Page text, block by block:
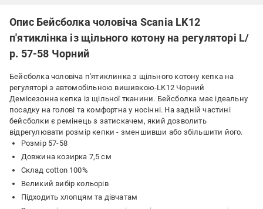
Опис Бейсболка чоловіча Scania LK12
п'ятиклінка із щільного котону на регуляторі L/
р. 57-58 Чорний
Бейсболка чоловіча п'ятиклинка з щільного котону кепка на
регуляторі з автомобільною вишивкою-LK12 Чорний
Демісезонна кепка із щільної тканини. Бейсболка має ідеальну
посадку на голові та комфортна у носінні. На задній частині
бейсболки є ремінець з затискачем, який дозволить
відрегулювати розмір кепки - зменшивши або збільшити його.
Розмір 57-58
Довжина козирка 7,5 см
Склад cotton 100%
Великий вибір кольорів
Підходить хлопцям та дівчатам